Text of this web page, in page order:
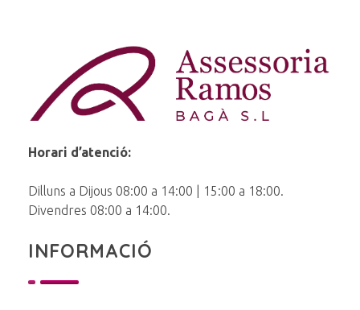
Horari d’atenció:
Dilluns a Dijous 08:00 a 14:00 | 15:00 a 18:00.
Divendres 08:00 a 14:00.
INFORMACIÓ